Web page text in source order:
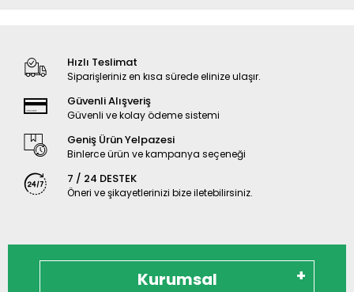
Hızlı Teslimat
Siparişleriniz en kısa sürede elinize ulaşır.
Güvenli Alışveriş
Güvenli ve kolay ödeme sistemi
Geniş Ürün Yelpazesi
Binlerce ürün ve kampanya seçeneği
7 / 24 DESTEK
Öneri ve şikayetlerinizi bize iletebilirsiniz.
Kurumsal